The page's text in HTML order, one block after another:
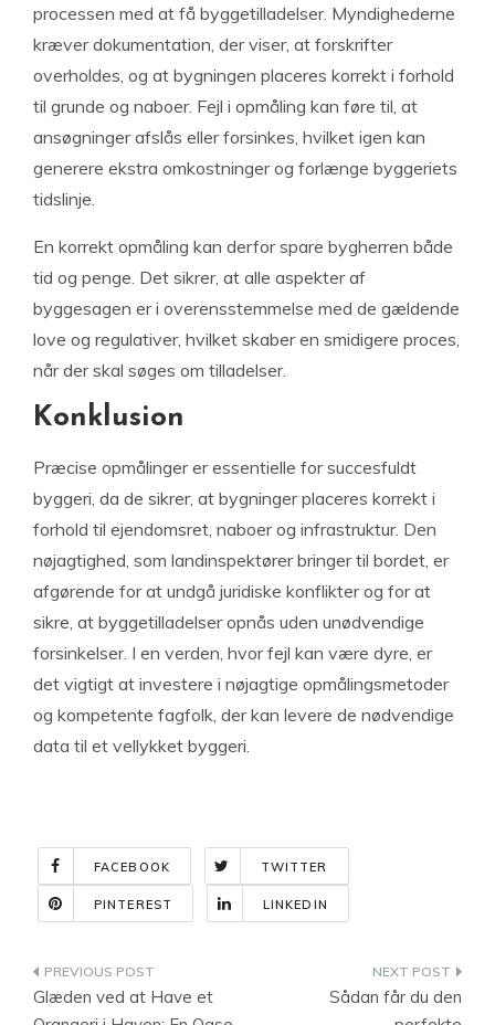
processen med at få byggetilladelser. Myndighederne
kræver dokumentation, der viser, at forskrifter
overholdes, og at bygningen placeres korrekt i forhold
til grunde og naboer. Fejl i opmåling kan føre til, at
ansøgninger afslås eller forsinkes, hvilket igen kan
generere ekstra omkostninger og forlænge byggeriets
tidslinje.
En korrekt opmåling kan derfor spare bygherren både
tid og penge. Det sikrer, at alle aspekter af
byggesagen er i overensstemmelse med de gældende
love og regulativer, hvilket skaber en smidigere proces,
når der skal søges om tilladelser.
Konklusion
Præcise opmålinger er essentielle for succesfuldt
byggeri, da de sikrer, at bygninger placeres korrekt i
forhold til ejendomsret, naboer og infrastruktur. Den
nøjagtighed, som landinspektører bringer til bordet, er
afgørende for at undgå juridiske konflikter og for at
sikre, at byggetilladelser opnås uden unødvendige
forsinkelser. I en verden, hvor fejl kan være dyre, er
det vigtigt at investere i nøjagtige opmålingsmetoder
og kompetente fagfolk, der kan levere de nødvendige
data til et vellykket byggeri.
FACEBOOK TWITTER
PINTEREST LINKEDIN
Indlægsnavigation
Glæden ved at Have et
Sådan får du den